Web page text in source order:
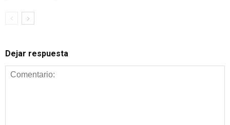
Dejar respuesta